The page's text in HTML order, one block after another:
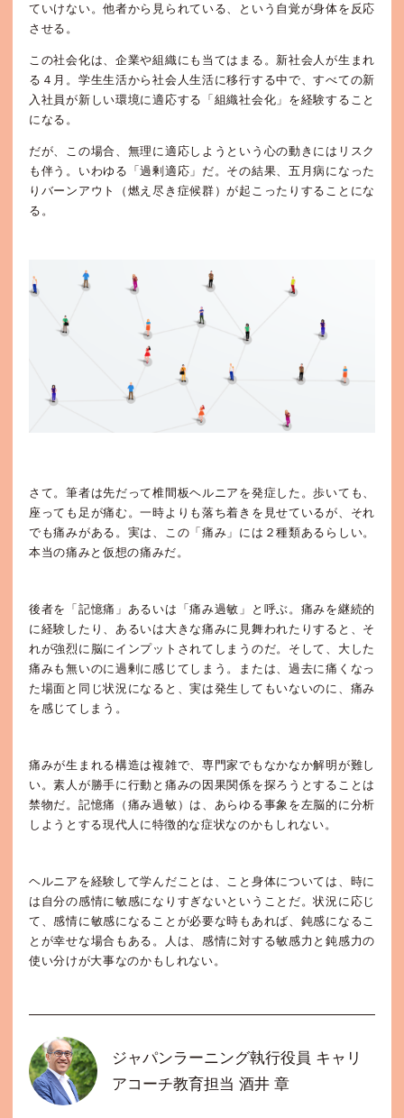
ていけない。他者から見られている、という自覚が身体を反応
させる。
この社会化は、企業や組織にも当てはまる。新社会人が生まれ
る４月。学生生活から社会人生活に移行する中で、すべての新
入社員が新しい環境に適応する「組織社会化」を経験すること
になる。
だが、この場合、無理に適応しようという心の動きにはリスク
も伴う。いわゆる「過剰適応」だ。その結果、五月病になった
りバーンアウト（燃え尽き症候群）が起こったりすることにな
る。
さて。筆者は先だって椎間板ヘルニアを発症した。歩いても、
座っても足が痛む。一時よりも落ち着きを見せているが、それ
でも痛みがある。実は、この「痛み」には２種類あるらしい。
本当の痛みと仮想の痛みだ。
後者を「記憶痛」あるいは「痛み過敏」と呼ぶ。痛みを継続的
に経験したり、あるいは大きな痛みに見舞われたりすると、そ
れが強烈に脳にインプットされてしまうのだ。そして、大した
痛みも無いのに過剰に感じてしまう。または、過去に痛くなっ
た場面と同じ状況になると、実は発生してもいないのに、痛み
を感じてしまう。
痛みが生まれる構造は複雑で、専門家でもなかなか解明が難し
い。素人が勝手に行動と痛みの因果関係を探ろうとすることは
禁物だ。記憶痛（痛み過敏）は、あらゆる事象を左脳的に分析
しようとする現代人に特徴的な症状なのかもしれない。
ヘルニアを経験して学んだことは、こと身体については、時に
は自分の感情に敏感になりすぎないということだ。状況に応じ
て、感情に敏感になることが必要な時もあれば、鈍感になるこ
とが幸せな場合もある。人は、感情に対する敏感力と鈍感力の
使い分けが大事なのかもしれない。
ジャパンラーニング執行役員 キャリ
アコーチ教育担当 酒井 章